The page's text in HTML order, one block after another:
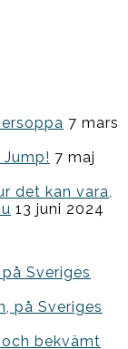
7 mars
7 maj
det kan vara,
13 juni 2024
Sveriges
på Sveriges
bekvämt